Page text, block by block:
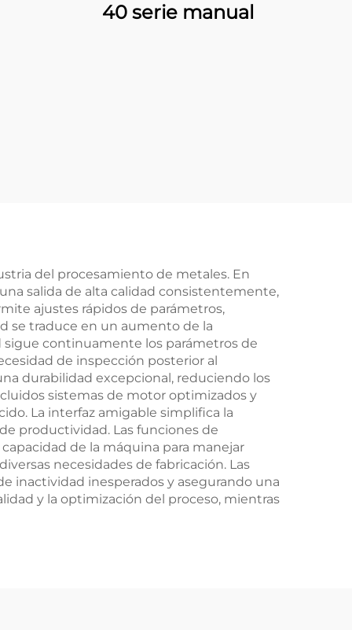
40 serie manual
del procesamiento de metales. En
salida de alta calidad consistentemente,
ajustes rápidos de parámetros,
se traduce en un aumento de la
continuamente los parámetros de
de inspección posterior al
durabilidad excepcional, reduciendo los
sistemas de motor optimizados y
La interfaz amigable simplifica la
productividad. Las funciones de
de la máquina para manejar
necesidades de fabricación. Las
inactividad inesperados y asegurando una
y la optimización del proceso, mientras